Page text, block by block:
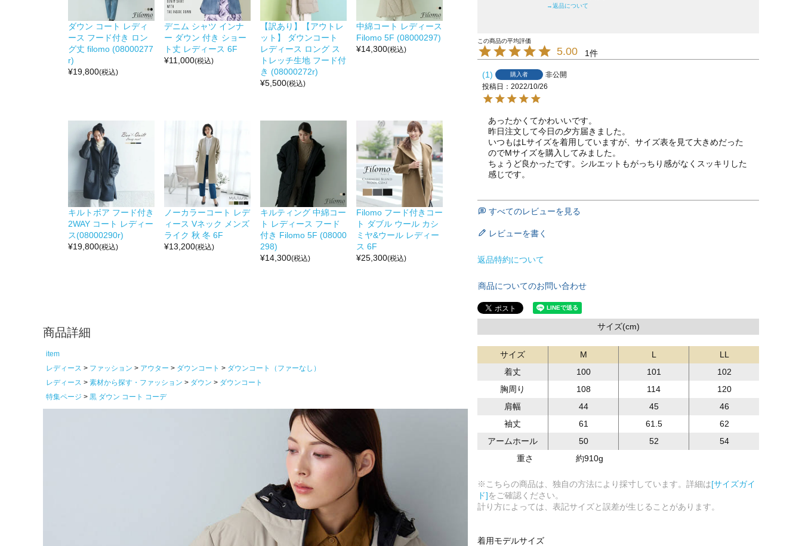
ダウン コート レディ
ース フード付き ロン
グ丈 filomo (08000277
r)
¥19,800(税込)
デニム シャツ インナ
ー ダウン 付き ショー
ト丈 レディース 6F
¥11,000(税込)
【訳あり】【アウトレ
ット】 ダウンコート
レディース ロング ス
トレッチ生地 フード付
き (08000272r)
¥5,500(税込)
中綿コート レディース
Filomo 5F (08000297)
¥14,300(税込)
キルトボア フード付き
2WAY コート レディー
ス(08000290r)
¥19,800(税込)
ノーカラーコート レデ
ィース Vネック メンズ
ライク 秋 冬 6F
¥13,200(税込)
キルティング 中綿コー
ト レディース フード
付き Filomo 5F (08000
298)
¥14,300(税込)
Filomo フード付きコー
ト ダブル ウール カシ
ミヤ&ウール レディー
ス 6F
¥25,300(税込)
商品詳細
item
レディース
ファッション アウター ダウンコート
ダウンコート（ファーなし）
レディース
素材から探す・ファッション ダウン
ダウンコート
特集ページ
黒 ダウン コート コーデ
→返品について
5.00 1
1 購入者
非公開
投稿日
2022/10/26
あったかくてかわいいです。
昨日注文して今日の夕方届きました。
いつもはLサイズを着用していますが、サイズ表を見て大きめだった
のでMサイズを購入してみました。
ちょうど良かったです。シルエットもがっちり感がなくスッキリした
すべてのレビューを見る
レビューを書く
返品特約について
商品についてのお問い合わせ
サイズ(cm)
サイズ M L
LL
着丈
100 101
102
胸周り
108 114
120
肩幅
44 45
46
袖丈
61 61.5
62
アームホール
50 52
54
重さ
約910g
※こちらの商品は、独自の方法により採寸しています。詳細は[サイズガイ
ド]をご確認ください。
計り方によっては、表記サイズと誤差が生じることがあります。
着用モデルサイズ